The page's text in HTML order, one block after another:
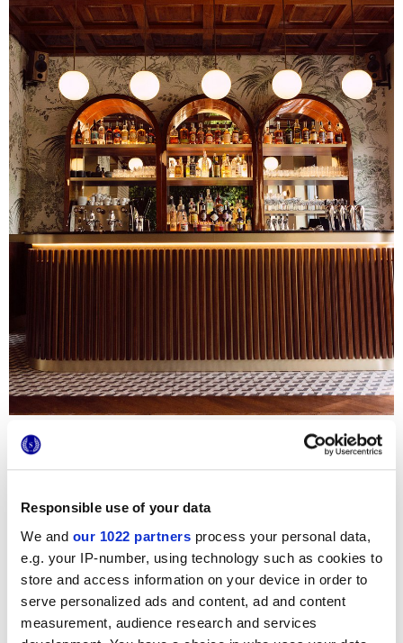
Responsible use of your data
We and our 1022 partners process your personal data,
e.g. your IP-number, using technology such as cookies to
store and access information on your device in order to
serve personalized ads and content, ad and content
measurement, audience research and services
В самом сердце ночной жизни Милана расположено это
заведение, способное выделиться из массы и удивить:
это Dhole, путешествие в смешение восточной и
создания коктейлей. Его двойственная натура
смешиваются экзотический рисунок обоев с
решительными геометрическими формами
«cementine» Forme, плитки из керамогранита от Marca
Corona. Металлические включения в паркет и
декорированные подмостки, обрамляющие зал,
контрастируют с теплыми тонами предметов
обстановки, образуя модный и эксклюзивный интерьер,